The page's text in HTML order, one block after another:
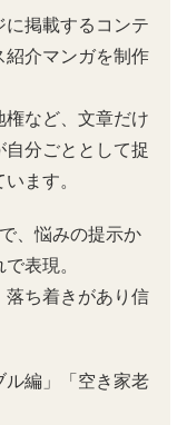
掲載するコンテ
介マンガを制作
など、文章だけ
分ごととして捉
ます。
、悩みの提示か
表現。
ち着きがあり信
ル編」「空き家老